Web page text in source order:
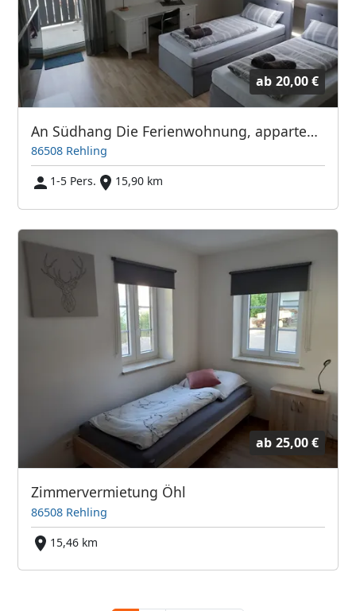
ab 20,00 €
An Südhang Die Ferienwohnung, appartement bei Augsburg
86508 Rehling
1-5 Pers.
15,90 km
ab 25,00 €
Zimmervermietung Öhl
86508 Rehling
15,46 km